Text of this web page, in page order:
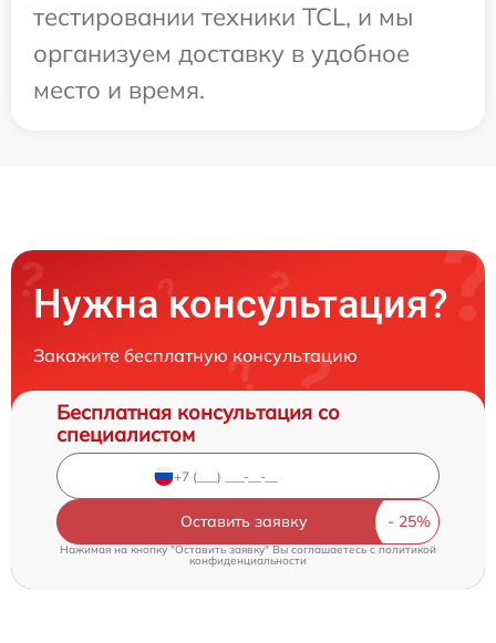
тестировании техники TCL, и мы
организуем доставку в удобное
место и время.
Нужна консультация?
Закажите бесплатную консультацию
Бесплатная консультация со
специалистом
Оставить заявку
Нажимая на кнопку "Оставить заявку" Вы соглашаетесь cполитикой
конфиденциальности